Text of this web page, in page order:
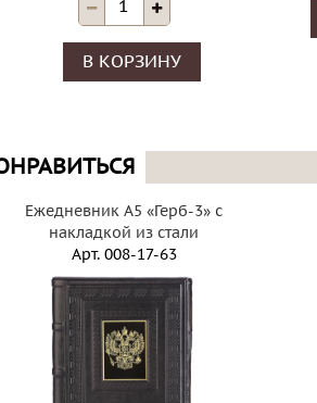
В КОРЗИНУ
Ежедневник А5 «Герб-3» с
накладкой из стали
Арт.008-17-63